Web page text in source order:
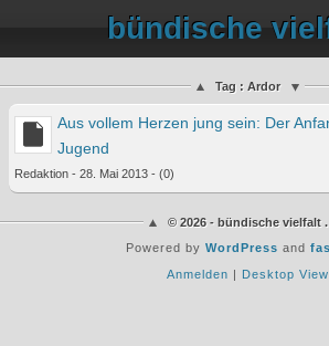
bündische
Tag : Ardor
Aus vollem Herzen jung sein: Der
Jugend
Redaktion - 28. Mai 2013 - (0)
© 2026 - bündische vielfalt .
Powered by WordPress and
Anmelden | Desktop View